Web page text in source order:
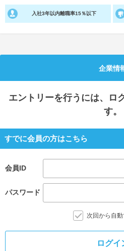
入社3年以内離職率15％以下
企業情
エントリーを行うには、ロ
す。
すでに会員の方はこちら
会員ID
パスワード
次回から自
ログイ